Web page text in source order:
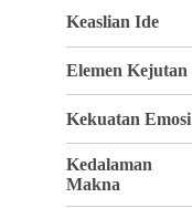
Keaslian Ide
Elemen Kejutan
Kekuatan Emosi
Kedalaman
Makna